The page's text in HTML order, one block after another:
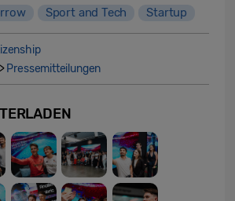
Sport and Tech Startup
Pressemitteilungen